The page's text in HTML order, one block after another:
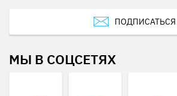
ПОДПИСАТЬСЯ
МЫ В СОЦСЕТЯХ